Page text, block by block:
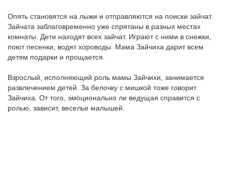
Опять становятся на лыжи и отправляются на поиски зайчат.
Зайчата заблаговременно уже спрятаны в разных местах
комнаты. Дети находят всех зайчат. Играют с ними в снежки,
поют песенки, водят хороводы. Мама Зайчиха дарит всем
детям подарки и прощается.
Взрослый, исполняющий роль мамы Зайчихи, занимается
развлечением детей. За белочку с мишкой тоже говорит
Зайчиха. От того, эмоционально ли ведущая справится с
ролью, зависит, веселье малышей.